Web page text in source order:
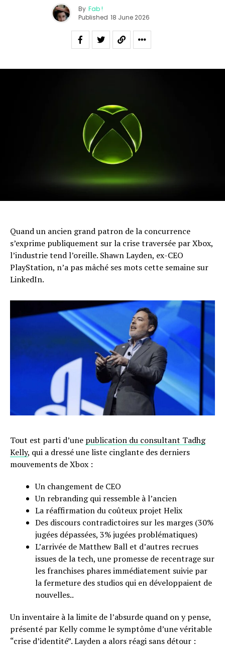
By Fab !
Published 18 June 2026
Quand un ancien grand patron de la concurrence
s’exprime publiquement sur la crise traversée par Xbox,
l’industrie tend l’oreille. Shawn Layden, ex-CEO
PlayStation, n’a pas mâché ses mots cette semaine sur
LinkedIn.
Tout est parti d’une publication du consultant Tadhg
Kelly, qui a dressé une liste cinglante des derniers
mouvements de Xbox :
Un changement de CEO
Un rebranding qui ressemble à l’ancien
La réaffirmation du coûteux projet Helix
Des discours contradictoires sur les marges (30%
jugées dépassées, 3% jugées problématiques)
L’arrivée de Matthew Ball et d’autres recrues
issues de la tech, une promesse de recentrage sur
les franchises phares immédiatement suivie par
la fermeture des studios qui en développaient de
nouvelles..
Un inventaire à la limite de l’absurde quand on y pense,
présenté par Kelly comme le symptôme d’une véritable
“crise d’identité”. Layden a alors réagi sans détour :